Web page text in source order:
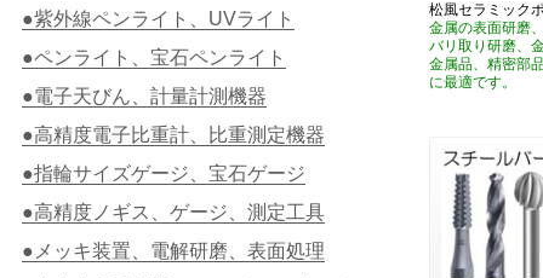
松風セラミック
金属の表面研磨
バリ取り研磨、
金属品、精密部
に最適です。
●紫外線ペンライト、UVライト
●ペンライト、宝石ペンライト
●電子天びん、計量計測機器
●高精度電子比重計、比重測定機器
●指輪サイズゲージ、宝石ゲージ
●高精度ノギス、ゲージ、測定工具
●メッキ装置、電解研磨、表面処理